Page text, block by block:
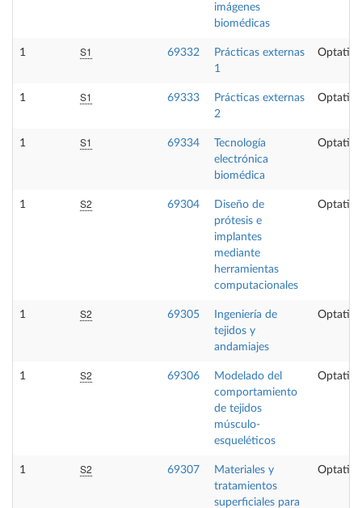
imágenes
biomédicas
1 S1 69332
Prácticas externas
1
Optativa
1 S1 69333
Prácticas externas
2
Optativa
1 S1 69334
Tecnología
electrónica
biomédica
Optativa
1 S2 69304
Diseño de
prótesis e
implantes
mediante
herramientas
computacionales
Optativa
1 S2 69305
Ingeniería de
tejidos y
andamiajes
Optativa
1 S2 69306
Modelado del
comportamiento
de tejidos
músculo-
esqueléticos
Optativa
1 S2 69307
Materiales y
tratamientos
superficiales para
Optativa